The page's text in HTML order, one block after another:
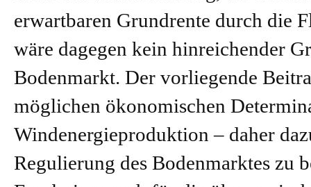
erwartbaren Grundrente durch die
wäre dagegen kein hinreichender
Bodenmarkt. Der vorliegende
möglichen ökonomischen
Windenergieproduktion – daher
Regulierung des Bodenmarktes zu